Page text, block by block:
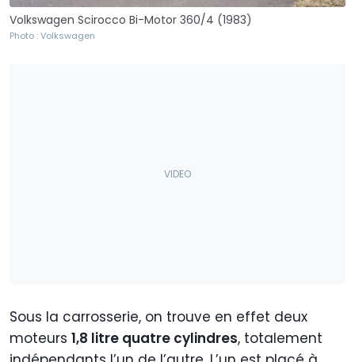
Volkswagen Scirocco Bi-Motor 360/4 (1983)
Photo : Volkswagen
Sous la carrosserie, on trouve en effet deux
moteurs 1,8 litre quatre cylindres, totalement